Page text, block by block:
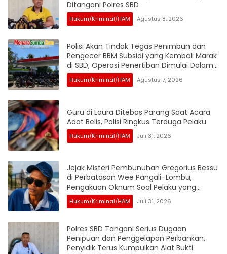
Ditangani Polres SBD
Hukum/Kriminal/HAM Agustus 8, 2026
Polisi Akan Tindak Tegas Penimbun dan
Pengecer BBM Subsidi yang Kembali Marak
di SBD, Operasi Penertiban Dimulai Dalam
Waktu Dekat
Hukum/Kriminal/HAM Agustus 7, 2026
Guru di Loura Ditebas Parang Saat Acara
Adat Belis, Polisi Ringkus Terduga Pelaku
Hukum/Kriminal/HAM Juli 31, 2026
Jejak Misteri Pembunuhan Gregorius Bessu
di Perbatasan Wee Pangali–Lombu,
Pengakuan Oknum Soal Pelaku yang
Disebut Sudah Dibantai Jadi Sorotan
Hukum/Kriminal/HAM Juli 31, 2026
Polres SBD Tangani Serius Dugaan
Penipuan dan Penggelapan Perbankan,
Penyidik Terus Kumpulkan Alat Bukti